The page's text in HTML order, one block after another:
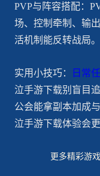
PVP与阵容搭配：
场、控制牵制、输
活机制能反转战局
实用小技巧： 日常
泣手游下载别盲目
公会能拿副本加成
泣手游下载体验会更
更多精彩游